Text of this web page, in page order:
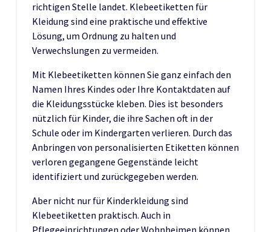
richtigen Stelle landet. Klebeetiketten für
Kleidung sind eine praktische und effektive
Lösung, um Ordnung zu halten und
Verwechslungen zu vermeiden.
Mit Klebeetiketten können Sie ganz einfach den
Namen Ihres Kindes oder Ihre Kontaktdaten auf
die Kleidungsstücke kleben. Dies ist besonders
nützlich für Kinder, die ihre Sachen oft in der
Schule oder im Kindergarten verlieren. Durch das
Anbringen von personalisierten Etiketten können
verloren gegangene Gegenstände leicht
identifiziert und zurückgegeben werden.
Aber nicht nur für Kinderkleidung sind
Klebeetiketten praktisch. Auch in